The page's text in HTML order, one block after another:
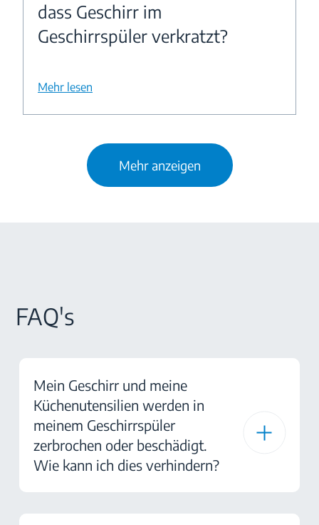
dass Geschirr im
Geschirrspüler verkratzt?
Mehr lesen
Mehr anzeigen
FAQ's
Mein Geschirr und meine
Küchenutensilien werden in
meinem Geschirrspüler
zerbrochen oder beschädigt.
Wie kann ich dies verhindern?